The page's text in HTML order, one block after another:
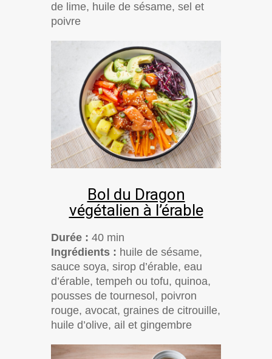
de lime, huile de sésame, sel et
poivre
Bol du Dragon
végétalien à l’érable
Durée : 40 min
Ingrédients : huile de sésame,
sauce soya, sirop d’érable, eau
d’érable, tempeh ou tofu, quinoa,
pousses de tournesol, poivron
rouge, avocat, graines de citrouille,
huile d’olive, ail et gingembre